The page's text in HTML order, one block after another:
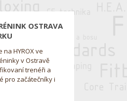
OSTRAVA
HYROX ve
v Ostravě
trenéři a
pro začátečníky i